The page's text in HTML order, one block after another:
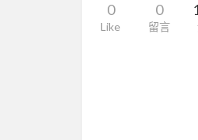
0
Like
0
留言